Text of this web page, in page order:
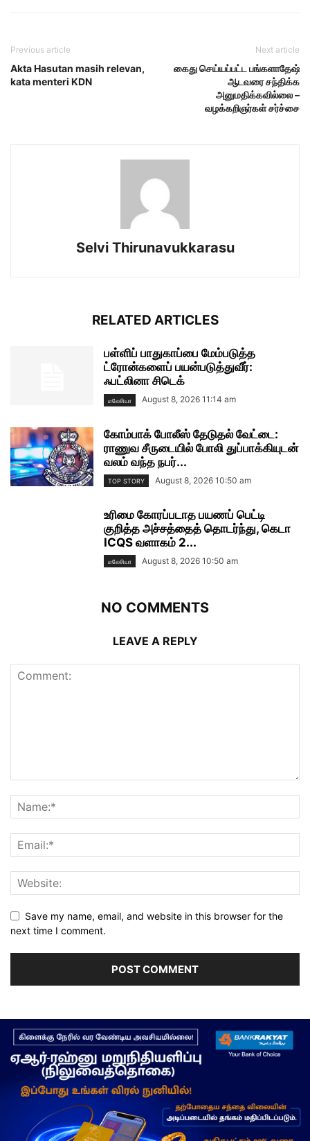
Previous article
Akta Hasutan masih relevan,
kata menteri KDN
Next article
கைது செய்யப்பட்ட பங்களாதேஷ்
ஆடவரை சந்திக்க
அனுமதிக்கவில்லை –
வழக்கறிஞர்கள் சர்ச்சை
Selvi Thirunavukkarasu
RELATED ARTICLES
பள்ளிப் பாதுகாப்பை மேம்படுத்த
ட்ரோன்களைப் பயன்படுத்துவீர்:
ஃபட்லினா சிடெக்
மலேசியா August 8, 2026 11:14 am
கோம்பாக் போலீஸ் தேடுதல் வேட்டை:
ராணுவ சீருடையில் போலி துப்பாக்கியுடன்
வலம் வந்த நபர்...
TOP STORY August 8, 2026 10:50 am
உரிமை கோரப்படாத பயணப் பெட்டி
குறித்த அச்சத்தைத் தொடர்ந்து, கெடா
ICQS வளாகம் 2...
மலேசியா August 8, 2026 10:50 am
NO COMMENTS
LEAVE A REPLY
Save my name, email, and website in this browser for the
next time I comment.